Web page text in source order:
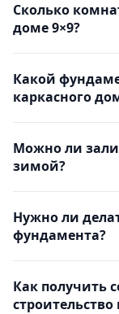
Сколько
доме 9×9?
Какой
каркасного
Можно ли
зимой?
Нужно ли
фундамента?
Как получить